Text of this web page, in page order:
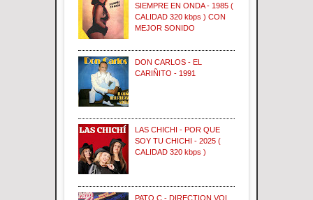
SIEMPRE EN ONDA - 1985 (
CALIDAD 320 kbps ) CON
MEJOR SONIDO
DON CARLOS - EL
CARIÑITO - 1991
LAS CHICHI - POR QUE
SOY TU CHICHI - 2025 (
CALIDAD 320 kbps )
PATO C - DIRECTION VOL